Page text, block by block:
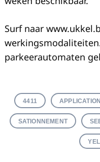
Surf naar
parkeerautomaten
4411 APPLICATION
SATIONNEMENT